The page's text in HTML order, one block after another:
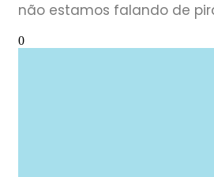
não estamos falando de